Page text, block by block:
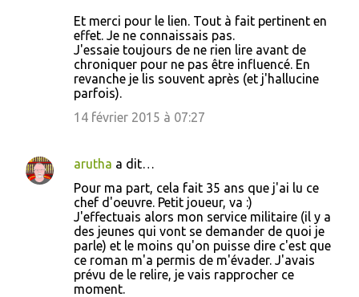
Et merci pour le lien. Tout à fait pertinent en
effet. Je ne connaissais pas.
J'essaie toujours de ne rien lire avant de
chroniquer pour ne pas être influencé. En
revanche je lis souvent après (et j'hallucine
parfois).
14 février 2015 à 07:27
arutha a dit…
Pour ma part, cela fait 35 ans que j'ai lu ce
chef d'oeuvre. Petit joueur, va :)
J'effectuais alors mon service militaire (il y a
des jeunes qui vont se demander de quoi je
parle) et le moins qu'on puisse dire c'est que
ce roman m'a permis de m'évader. J'avais
prévu de le relire, je vais rapprocher ce
moment.